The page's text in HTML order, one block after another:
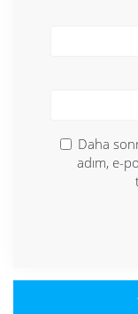
Daha
adım, e-